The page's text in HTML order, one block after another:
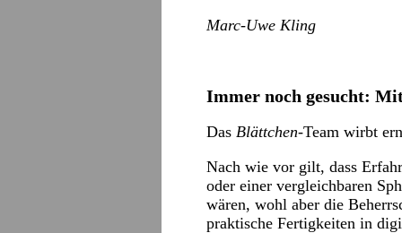
Marc-Uwe Kling
Immer noch gesucht:
Das Blättchen-Team wirbt
Nach wie vor gilt, dass
oder einer vergleichbaren
wären, wohl aber die
praktische Fertigkeiten in